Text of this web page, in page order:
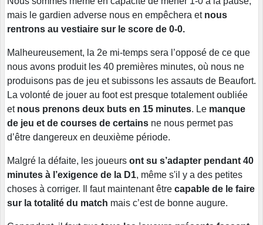
mais le gardien adverse nous en empêchera et nous
rentrons au vestiaire sur le score de 0-0.
Malheureusement, la 2e mi-temps sera l’opposé de ce que
nous avons produit les 40 premières minutes, où nous ne
produisons pas de jeu et subissons les assauts de Beaufort.
La volonté de jouer au foot est presque totalement oubliée
et nous prenons deux buts en 15 minutes. Le manque
de jeu et de courses de certains ne nous permet pas
d’être dangereux en deuxième période.
Malgré la défaite, les joueurs ont su s’adapter pendant 40
minutes à l’exigence de la D1, même s'il y a des petites
choses à corriger. Il faut maintenant être capable de le faire
sur la totalité du match mais c’est de bonne augure.